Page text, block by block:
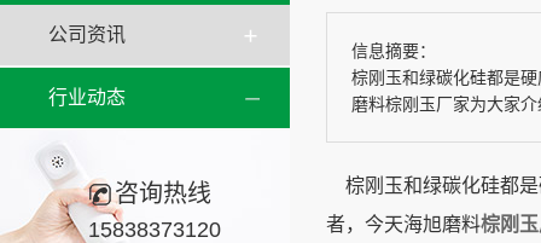
公司资讯
行业动态
咨询热线
15838373120
信息摘要：
棕刚玉和绿碳化硅都是
磨料棕刚玉厂家为大家
棕刚玉和绿碳化硅都是
者，今天海旭磨料棕刚